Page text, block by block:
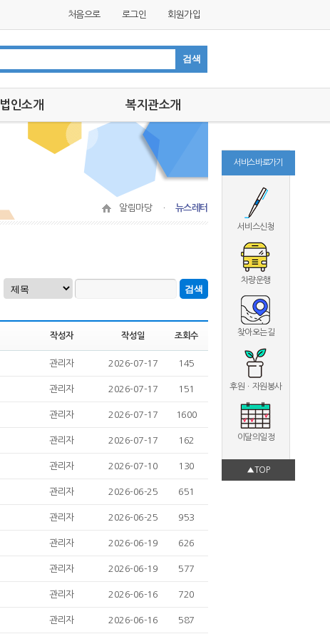
처음으로 로그인 회원가입
법인소개 복지관소개
인사말
미션,비전
시설안내
서비스 바로가기
서비스신청
차량운행
찾아오는길
후원ㆍ자원봉사
이달의일정
▲TOP
알림마당 ㆍ 뉴스레터
작성자 작성일 조회수
관리자 2026-07-17 145
관리자 2026-07-17 151
관리자 2026-07-17 1600
관리자 2026-07-17 162
관리자 2026-07-10 130
관리자 2026-06-25 651
관리자 2026-06-25 953
관리자 2026-06-19 626
관리자 2026-06-19 577
관리자 2026-06-16 720
관리자 2026-06-16 587